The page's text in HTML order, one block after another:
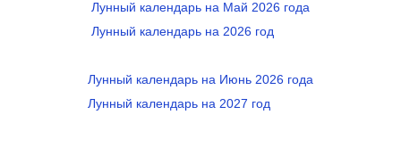
Лунный календарь на Май 2026 года
Лунный календарь на 2026 год
Лунный календарь на Июнь 2026 года
Лунный календарь на 2027 год